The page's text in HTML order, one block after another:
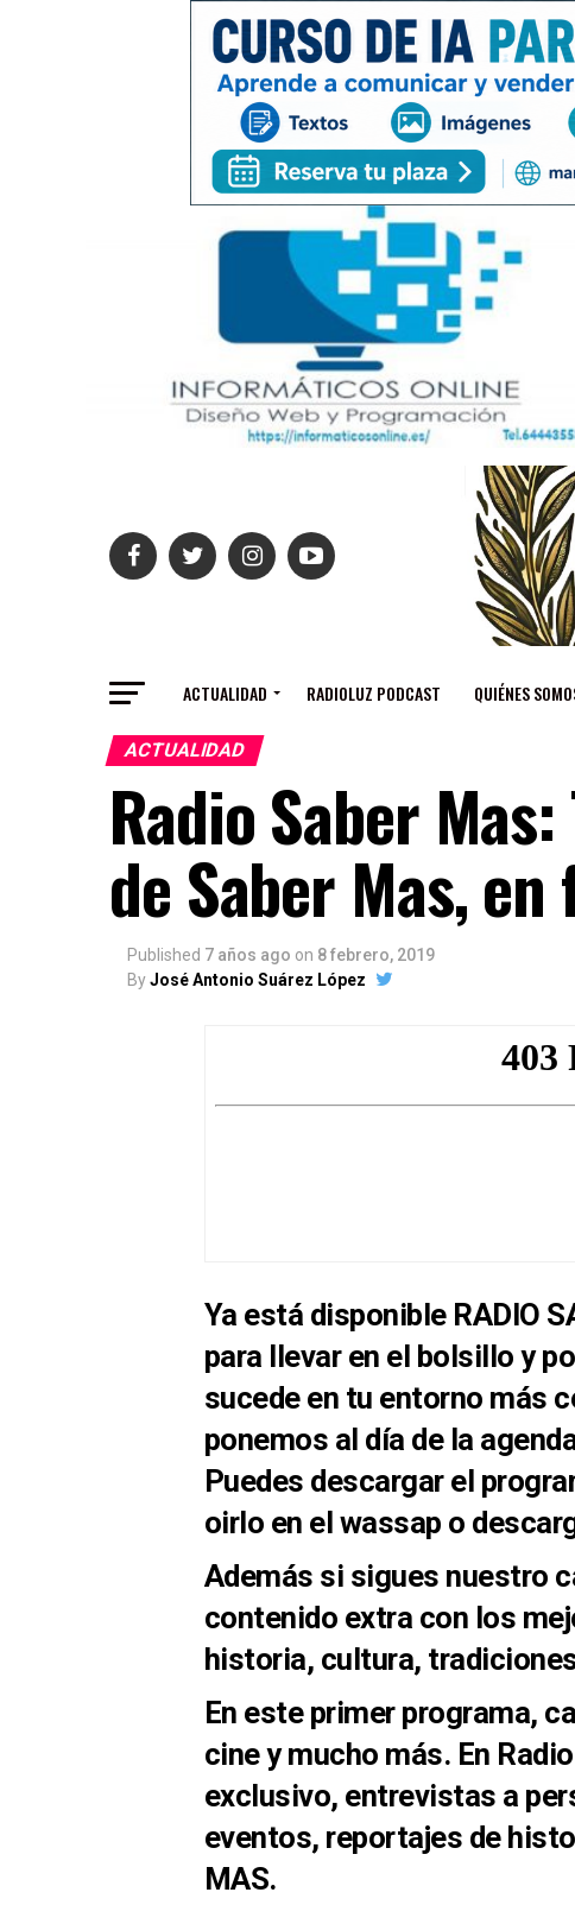
ACTUALIDAD RADIOLUZ PODCAST QUIÉNES
ACTUALIDAD
Radio Saber
de Saber Mas,
Published 7 años ago on 8 febrero, 2019
ByJosé Antonio Suárez López
Ya está disponible RADIO
para llevar en el bolsillo y
sucede en tu entorno más
ponemos al día de la
Puedes descargar el
oirlo en el wassap o
Además si sigues nuestro
contenido extra con los
historia, cultura,
En este primer programa,
cine y mucho más. En
exclusivo, entrevistas a
eventos, reportajes de
MAS.